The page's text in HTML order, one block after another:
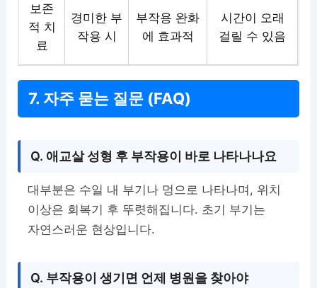
보존
적 치
료
경미한 부
작용 시
부작용 완화
에 효과적
시간이 오래
걸릴 수 있음
7. 자주 묻는 질문 (FAQ)
Q. 애교살 성형 후 부작용이 바로 나타나나요
대부분은 수일 내 부기나 멍으로 나타나며, 위치
이상은 회복기 후 뚜렷해집니다. 초기 부기는
자연스러운 현상입니다.
Q. 부작용이 생기면 언제 병원을 찾아야